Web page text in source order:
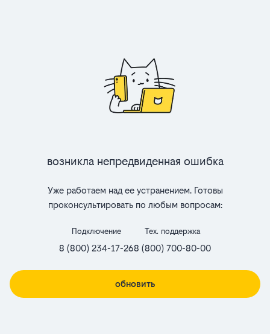
Возникла непредвиденная ошибка
Уже работаем над ее устранением. Готовы
проконсультировать по любым вопросам:
Подключение
8 (800) 234-17-26
Тех. поддержка
8 (800) 700-80-00
обновить